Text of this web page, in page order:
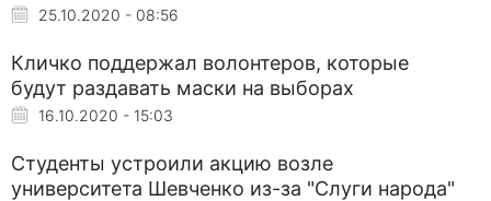
25.10.2020 - 08:56
Кличко поддержал волонтеров, которые
будут раздавать маски на выборах
16.10.2020 - 15:03
Студенты устроили акцию возле
университета Шевченко из-за "Слуги народа"